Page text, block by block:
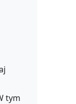
tym